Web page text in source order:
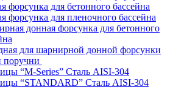
форсунка для бетонного бассейна
форсунка для пленочного бассейна
донная форсунка для бетонного
для шарнирной донной форсунки
поручни
“M-Series” Сталь AISI-304
“STANDARD” Сталь AISI-304